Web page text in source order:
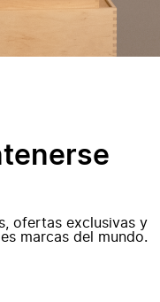
ofertas exclusivas y
marcas del mundo.